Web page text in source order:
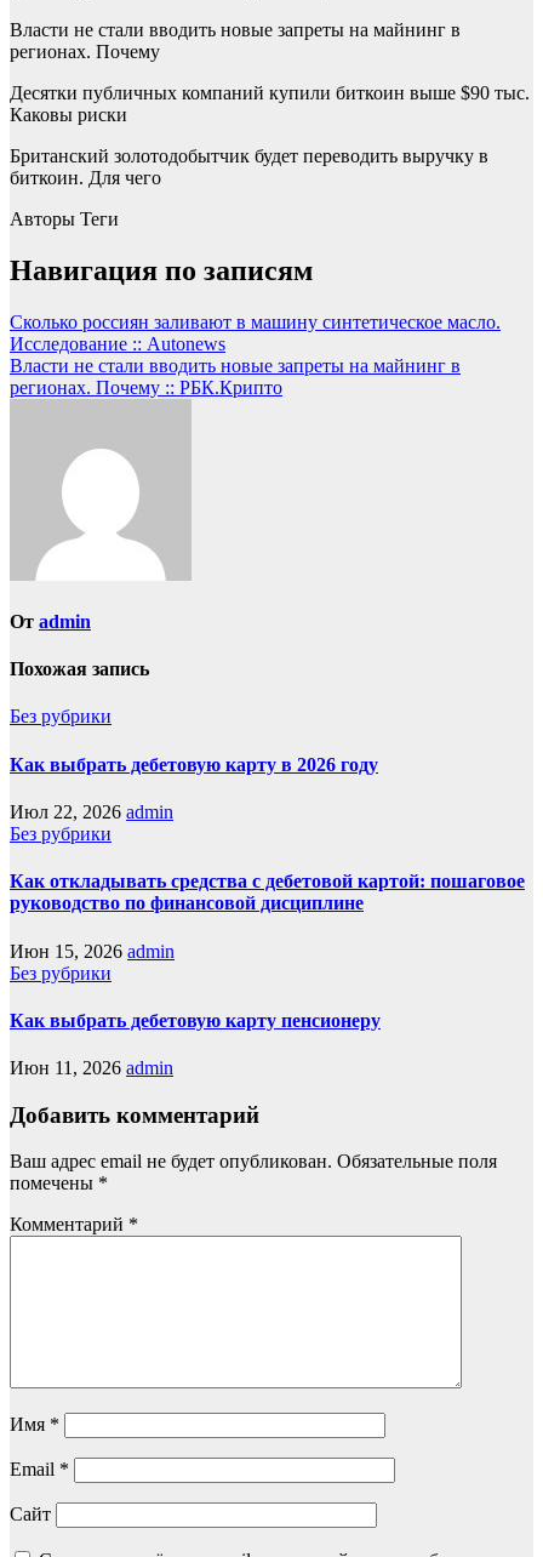
Власти не стали вводить новые запреты на майнинг в
регионах. Почему
Десятки публичных компаний купили биткоин выше $90 тыс.
Каковы риски
Британский золотодобытчик будет переводить выручку в
биткоин. Для чего
Авторы Теги
Навигация по записям
Сколько россиян заливают в машину синтетическое масло.
Исследование :: Autonews
Власти не стали вводить новые запреты на майнинг в
регионах. Почему :: РБК.Крипто
От admin
Похожая запись
Без рубрики
Как выбрать дебетовую карту в 2026 году
Июл 22, 2026 admin
Без рубрики
Как откладывать средства с дебетовой картой: пошаговое
руководство по финансовой дисциплине
Июн 15, 2026 admin
Без рубрики
Как выбрать дебетовую карту пенсионеру
Июн 11, 2026 admin
Добавить комментарий
Ваш адрес email не будет опубликован. Обязательные поля
помечены *
Комментарий *
Имя *
Email *
Сайт